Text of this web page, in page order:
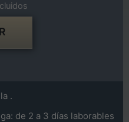
.
de 2 a 3 días laborables